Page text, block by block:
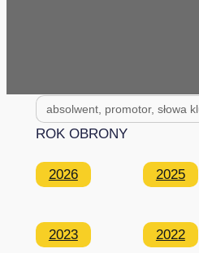
Search
for:
ROK OBRONY
2026 2025
2023 2022